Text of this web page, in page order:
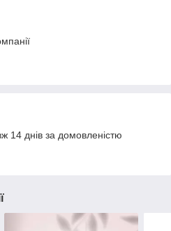
14 днів за домовленістю